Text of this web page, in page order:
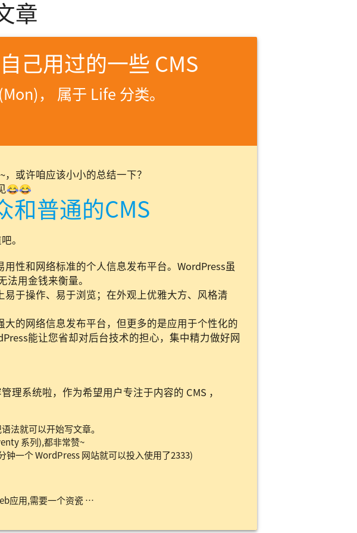
章
己用过的一些 CMS
写于 2016年03月14日 (Mon)， 属于 Life 分类。
，或许咱应该小小的总结一下？
😂😂
和普通的CMS
。
性和网络标准的个人信息发布平台。WordPress虽
用金钱来衡量。
易于操作、易于浏览；在外观上优雅大方、风格清
大的网络信息发布平台，但更多的是应用于个性化的
能让您省却对后台技术的担心，集中精力做好网
理系统啦，作为希望用户专注于内容的 CMS ，
法就可以开始写文章。
系列),都非常赞~
钟一个 WordPress 网站就可以投入使用了2333)
应用,需要一个资瓷 …